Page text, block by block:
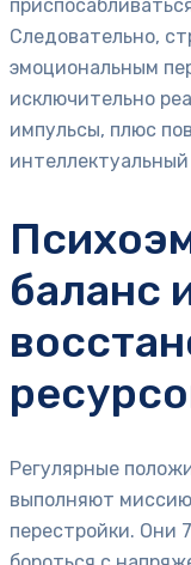
Следовательно,
эмоциональным
исключительно
импульсы, плюс
баланс
Регулярные
выполняют
перестройки. Они